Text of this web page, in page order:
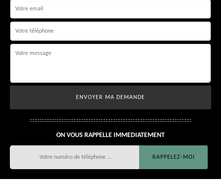
ON VOUS RAPPELLE IMMEDIATEMENT